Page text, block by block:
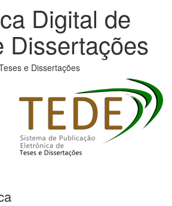
Digital de
Dissertações
e Dissertações